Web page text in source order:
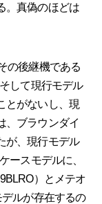
。真偽のほどは
の後継機である
して現行モデル
とがないし、現
、ブラウンダイ
が、現行モデル
ースモデルに、
）とメテオ
ルが存在するの